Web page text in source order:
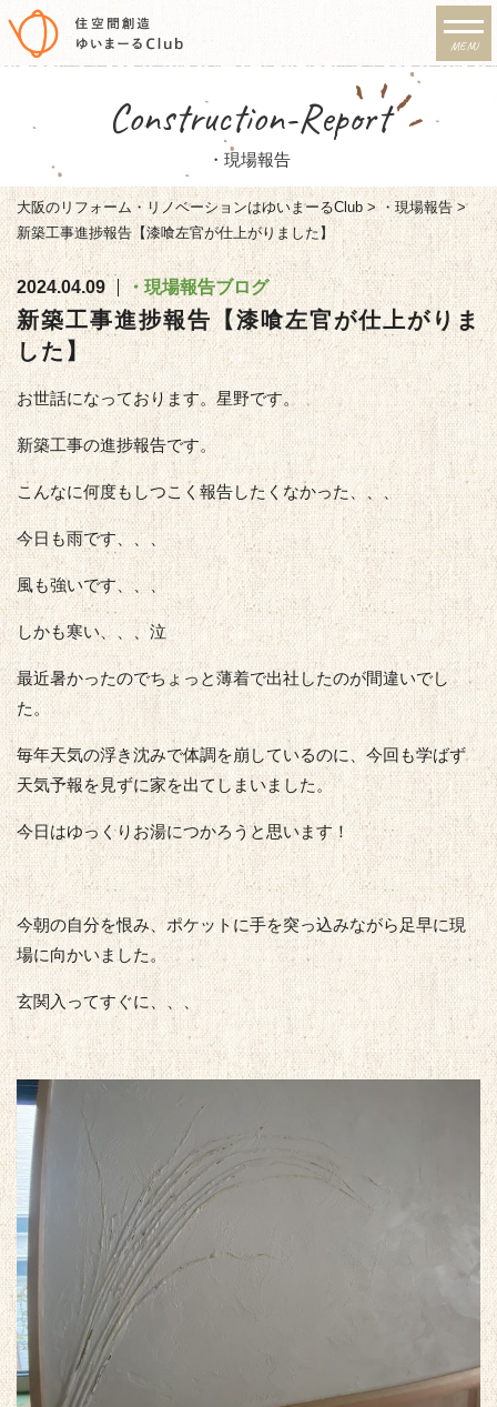
リノベーション・注文住宅
のゆいまーるClub
MENU
Construction-Report
・現場報告
大阪のリフォーム・リノベーションはゆいまーるClub > ・現場報告>
新築工事進捗報告【漆喰左官が仕上がりました】
2024.04.09 ・現場報告ブログ
新築工事進捗報告【漆喰左官が仕上がりま
した】
お世話になっております。星野です。
新築工事の進捗報告です。
こんなに何度もしつこく報告したくなかった、、、
今日も雨です、、、
風も強いです、、、
しかも寒い、、、泣
最近暑かったのでちょっと薄着で出社したのが間違いでし
た。
毎年天気の浮き沈みで体調を崩しているのに、今回も学ばず
天気予報を見ずに家を出てしまいました。
今日はゆっくりお湯につかろうと思います！
今朝の自分を恨み、ポケットに手を突っ込みながら足早に現
場に向かいました。
玄関入ってすぐに、、、